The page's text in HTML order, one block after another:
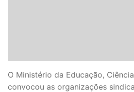
O Ministério da Educação,
convocou as organizações